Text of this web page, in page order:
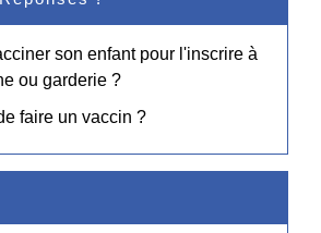
son enfant pour l'inscrire à
ou garderie ?
faire un vaccin ?